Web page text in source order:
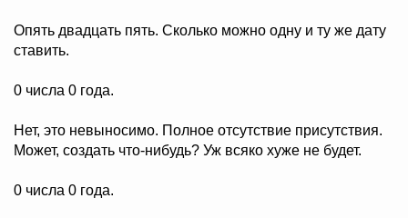
Опять двадцать пять. Сколько можно одну и ту же дату
ставить.
0 числа 0 года.
Нет, это невыносимо. Полное отсутствие присутствия.
Может, создать что-нибудь? Уж всяко хуже не будет.
0 числа 0 года.